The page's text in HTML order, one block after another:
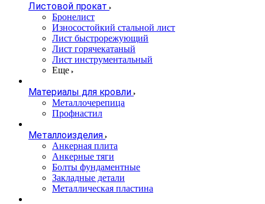
Листовой прокат
Бронелист
Износостойкий стальной лист
Лист быстрорежующий
Лист горячекатаный
Лист инструментальный
Еще
Материалы для кровли
Металлочерепица
Профнастил
Металлоизделия
Анкерная плита
Анкерные тяги
Болты фундаментные
Закладные детали
Металлическая пластина